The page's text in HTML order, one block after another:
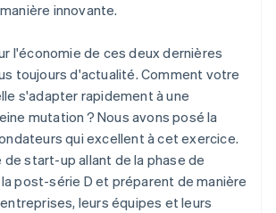
innovante.
l'économie de ces deux dernières
toujours d'actualité. Comment votre
s'adapter rapidement à une
mutation ? Nous avons posé la
qui excellent à cet exercice.
de start-up allant de la phase de
post-série D et préparent de manière
leurs équipes et leurs